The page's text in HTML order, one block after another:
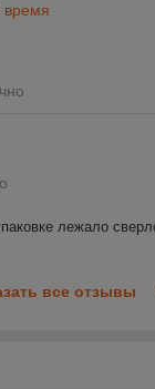
время
лежало
все отзывы